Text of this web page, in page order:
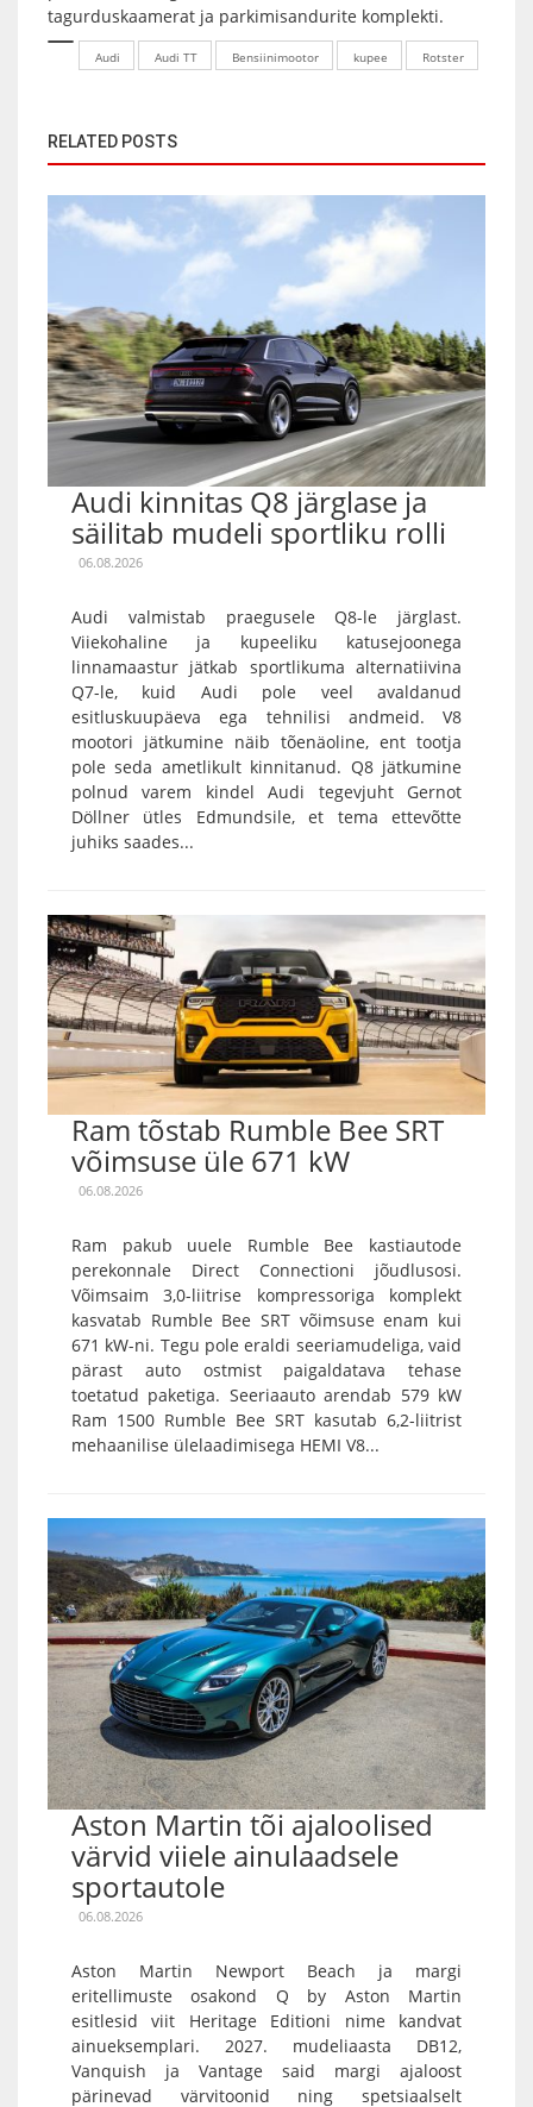
tagurduskaamerat ja parkimisandurite komplekti.
Audi Audi TT Bensiinimootor kupee Rotster
RELATED POSTS
Audi kinnitas Q8 järglase ja
säilitab mudeli sportliku rolli
06.08.2026
Audi valmistab praegusele Q8-le järglast.
Viiekohaline ja kupeeliku katusejoonega
linnamaastur jätkab sportlikuma alternatiivina
Q7-le, kuid Audi pole veel avaldanud
esitluskuupäeva ega tehnilisi andmeid. V8
mootori jätkumine näib tõenäoline, ent tootja
pole seda ametlikult kinnitanud. Q8 jätkumine
polnud varem kindel Audi tegevjuht Gernot
Döllner ütles Edmundsile, et tema ettevõtte
juhiks saades...
Ram tõstab Rumble Bee SRT
võimsuse üle 671 kW
06.08.2026
Ram pakub uuele Rumble Bee kastiautode
perekonnale Direct Connectioni jõudlusosi.
Võimsaim 3,0-liitrise kompressoriga komplekt
kasvatab Rumble Bee SRT võimsuse enam kui
671 kW-ni. Tegu pole eraldi seeriamudeliga, vaid
pärast auto ostmist paigaldatava tehase
toetatud paketiga. Seeriaauto arendab 579 kW
Ram 1500 Rumble Bee SRT kasutab 6,2-liitrist
mehaanilise ülelaadimisega HEMI V8...
Aston Martin tõi ajaloolised
värvid viiele ainulaadsele
sportautole
06.08.2026
Aston Martin Newport Beach ja margi
eritellimuste osakond Q by Aston Martin
esitlesid viit Heritage Editioni nime kandvat
ainueksemplari. 2027. mudeliaasta DB12,
Vanquish ja Vantage said margi ajaloost
pärinevad värvitoonid ning spetsiaalselt